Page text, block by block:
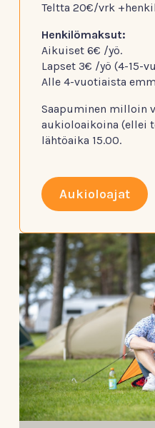
Teltta 20€/vrk
Henkilömaksut:
Aikuiset 6€ /yö.
Lapset 3€ /yö (4-15-
Alle 4-vuotiaista
Saapuminen milloin
aukioloaikoina (ellei
lähtöaika 15.00.
Aukioloajat